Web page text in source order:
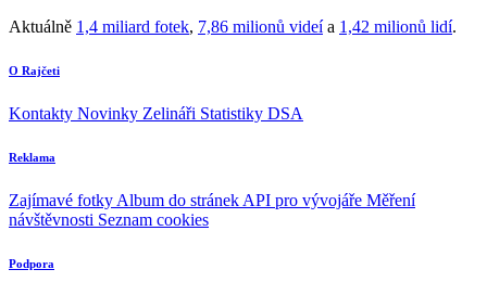
Aktuálně 1,4 miliard fotek, 7,86 milionů videía 1,42 milionů lidí.
O Rajčeti
Kontakty Novinky Zelináři Statistiky DSA
Reklama
Zajímavé fotky Album do stránek API pro vývojáře Měření
návštěvnosti Seznam cookies
Podpora